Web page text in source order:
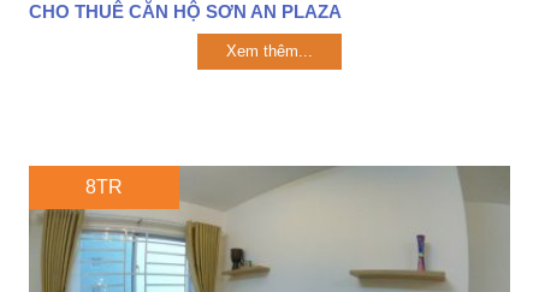
CHO THUÊ CĂN HỘ SƠN AN PLAZA
Xem thêm...
8TR